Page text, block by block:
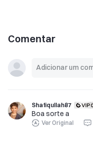
Comentar
Shafiqullah87
Boa sorte a
Ver Original